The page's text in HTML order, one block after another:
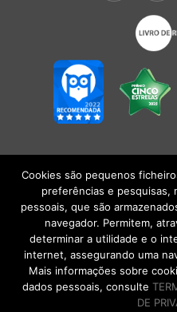
POLÍTICA DE PRIVACIDADE|
GERAIS DE VENDA| Alberto
Cookies são pequenos
preferências e pesquisas,
pessoais, que são
navegador. Permitem,
determinar a utilidade e o
internet, assegurando uma
Mais informações sobre
dados pessoais, consulte
DE